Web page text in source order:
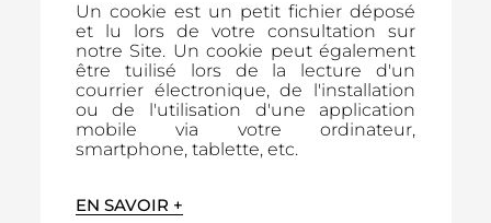
Un cookie est un petit fichier déposé
et lu lors de votre consultation sur
notre Site. Un cookie peut également
être tuilisé lors de la lecture d'un
courrier électronique, de l'installation
ou de l'utilisation d'une application
mobile via votre ordinateur,
smartphone, tablette, etc.
EN SAVOIR +